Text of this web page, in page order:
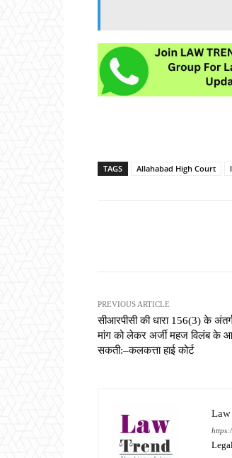
TAGS Allahabad High Court
PREVIOUS ARTICLE
सीआरपीसी की धारा 156(3) के
मांग को लेकर अर्जी महज विलंब के
सकती:–कलकत्ता हाई कोर्ट
Law